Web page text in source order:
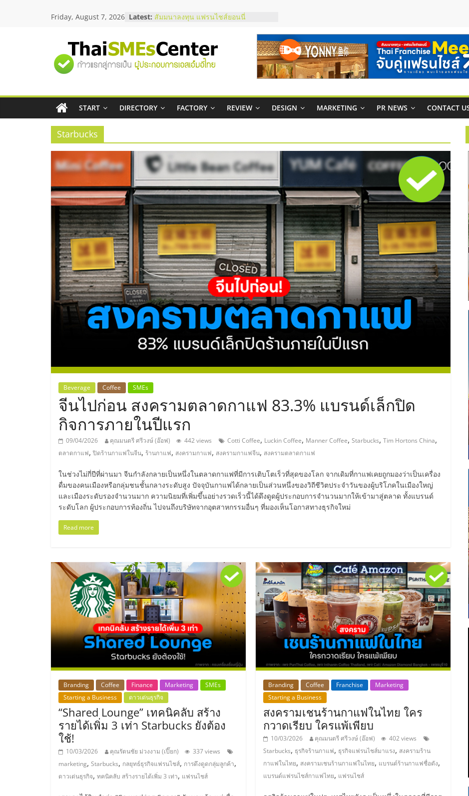
Friday, August 7, 2026 Latest: สัมมนาลงทุน แฟรนไชส์ยอนนี่
ร้านเครื่องเสียงคุณภาพสูง พร้อม
โซลูชันระบบภาพและเสียง
บริษัท Cybersecurity ในไทยที่ไหนดี?
วิธีเลือกผู้ให้บริการให้คุ้มค่าและตอบ
อยากหาเงินทุน เพิ่มสภาพคล่องให้ธุรกิจ
เริ่มยังไงให้ผ่านฉลุย
สัมมนาออนไลน์ โอกาสบริหารสถานี
"ศูนย์
รวม
ข้อมูล
ธุรกิจ
SME
แห่ง
ประเทศไทย,
ThaiSMEsCenter,
รวม
ธุรกิจ
ส
เอ็
มอี
ไทย,
SMEs,
แฟ
รน
ไชส์,
ที่
ปรึกษา
แฟ
รน
ไชส์,
รวม
แฟ
รน
START DIRECTORY FACTORY REVIEW DESIGN MARKETING PR NEWS CONTACT
Starbucks
Beverage Coffee SMEs
จีนไปก่อน สงครามตลาดกาแฟ 83.3% แบรนด์เล็กปิด
กิจการภายในปีแรก
09/04/2026 คุณมนตรี ศรีวงษ์ (อ๊อฟ) 442 views Cotti Coffee, Luckin Coffee, Manner Coffee, Starbucks, Tim Hortons China,
ตลาดกาแฟ,ปิดร้านกาแฟในจีน, ร้านกาแฟ, สงครามกาแฟ, สงครามกาแฟจีน, สงครามตลาดกาแฟ
ในช่วงไม่กี่ปีที่ผ่านมา จีนกำลังกลายเป็นหนึ่งในตลาดกาแฟที่มีการเติบโตเร็วที่สุดของโลก จากเดิมที่กาแฟเคยถูกมองว่าเป็นเครื่อง
ดื่มของคนเมืองหรือกลุ่มชนชั้นกลางระดับสูง ปัจจุบันกาแฟได้กลายเป็นส่วนหนึ่งของวิถีชีวิตประจำวันของผู้บริโภคในเมืองใหญ่
และเมืองระดับรองจำนวนมาก ความนิยมที่เพิ่มขึ้นอย่างรวดเร็วนี้ได้ดึงดูดผู้ประกอบการจำนวนมากให้เข้ามาสู่ตลาด ทั้งแบรนด์
ระดับโลก ผู้ประกอบการท้องถิ่น ไปจนถึงบริษัทจากอุตสาหกรรมอื่นๆ ที่มองเห็นโอกาสทางธุรกิจใหม่
Read more
Branding Coffee Finance Marketing
SMEs
Starting a Business
ดาวเด่นธุรกิจ
“Shared Lounge” เทคนิคลับ สร้าง
รายได้เพิ่ม 3 เท่า Starbucks ยังต้อง
ใช้!
10/03/2026 คุณรัตนชัย ม่วงงาม (เปี๊ยก)
337 views
marketing, Starbucks, กลยุทธ์ธุรกิจแฟรนไชส์, การดึงดูดกลุ่มลูกค้า,
ดาวเด่นธุรกิจ, ทคนิคลับ สร้างรายได้เพิ่ม 3 เท่า, แฟรนไชส์
Branding Coffee Franchise
Marketing
Starting a Business
สงครามเชนร้านกาแฟในไทย ใคร
กวาดเรียบ ใครแพ้เพียบ
10/03/2026 คุณมนตรี ศรีวงษ์ (อ๊อฟ)
402 views
Starbucks, ธุรกิจร้านกาแฟ, ธุรกิจแฟรนไชส์มาแรง, สงครามร้าน
กาแฟในไทย, สงครามเชนร้านกาแฟในไทย, แบรนด์ร้านกาแฟชื่อดัง,
แบรนด์แฟรนไชส์กาแฟไทย, แฟรนไชส์